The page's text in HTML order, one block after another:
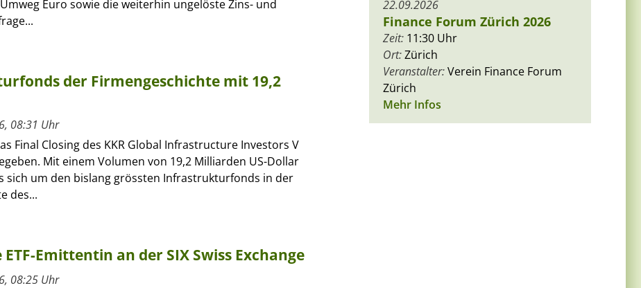
Euro sowie die weiterhin ungelöste Zins- und
der Firmengeschichte mit 19,2
08:31 Uhr
Final Closing des KKR Global Infrastructure Investors V
Mit einem Volumen von 19,2 Milliarden US-Dollar
sich um den bislang grössten Infrastrukturfonds in der
des...
Emittentin an der SIX Swiss Exchange
08:25 Uhr
22.09.2026
Finance Forum Zürich 2026
Zeit: 11:30 Uhr
Ort:Zürich
Veranstalter:Verein Finance Forum
Zürich
Mehr Infos